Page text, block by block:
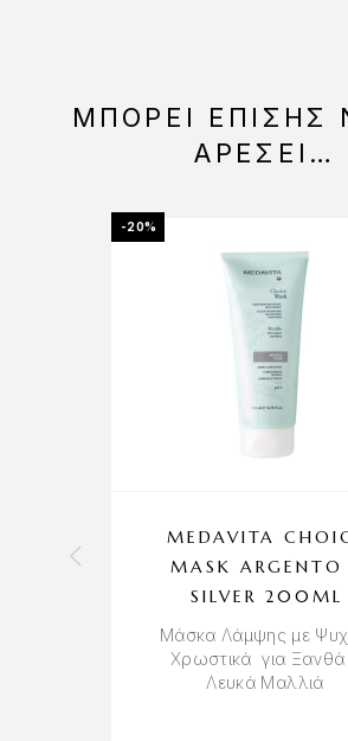
ΜΠΟΡΕΊ ΕΠΊΣΗΣ
ΑΡΈΣΕΙ…
-20%
MEDAVITA
MASK ARGENTO
SILVER 200ML
Μάσκα Λάμψης με
Χρωστικά για Ξανθά
Λευκά Μαλλιά